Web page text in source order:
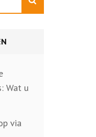
Wat u
via